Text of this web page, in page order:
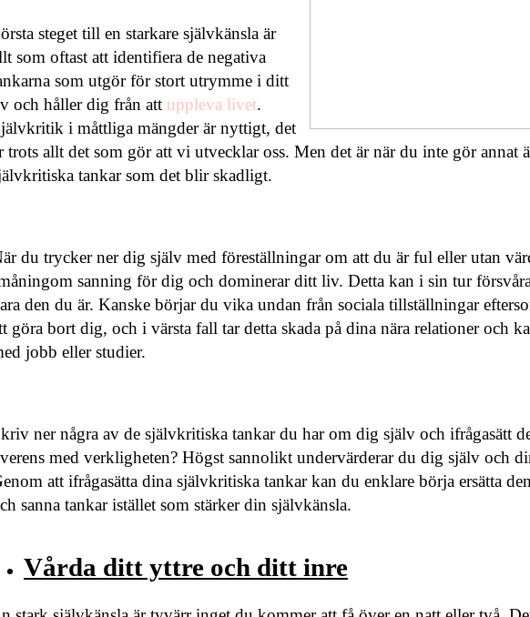
steget till en starkare självkänsla är
som oftast att identifiera de negativa
som utgör för stort utrymme i ditt
och håller dig från att uppleva livet.
i måttliga mängder är nyttigt, det
trots allt det som gör att vi utvecklar oss. Men det är när du inte gör annat
tankar som det blir skadligt.
du trycker ner dig själv med föreställningar om att du är ful eller utan
sanning för dig och dominerar ditt liv. Detta kan i sin tur
den du är. Kanske börjar du vika undan från sociala tillställningar
göra bort dig, och i värsta fall tar detta skada på dina nära relationer och
jobb eller studier.
ner några av de självkritiska tankar du har om dig själv och ifrågasätt
med verkligheten? Högst sannolikt undervärderar du dig själv och
att ifrågasätta dina självkritiska tankar kan du enklare börja ersätta
sanna tankar istället som stärker din självkänsla.
Vårda ditt yttre och ditt inre